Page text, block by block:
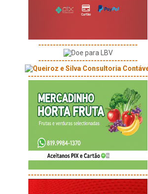
----------------------------------
----------------------------------
-----------------------------------------
-----------------------------------------